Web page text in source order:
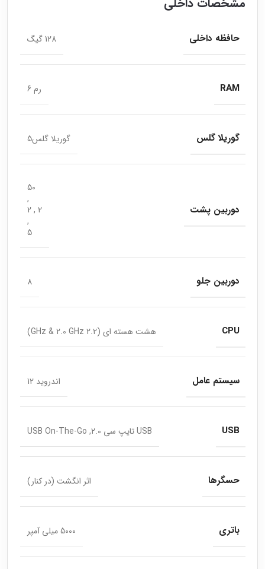
حافظه داخلی 128 گیگ
RAM رم 6
گوریلا گلس گوریلا گلس5
دوربین پشت
50
,
2 , 2
,
5
دوربین جلو 8
CPU هشت هسته ای (2.2 GHz & 2.0 GHz)
سیستم عامل اندروید 12
USB USB تایپ سی 2.0, USB On-The-Go
حسگرها اثر انگشت (در کنار)
باتری 5000 میلی آمپر